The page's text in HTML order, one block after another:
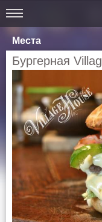
Места
Бургерная